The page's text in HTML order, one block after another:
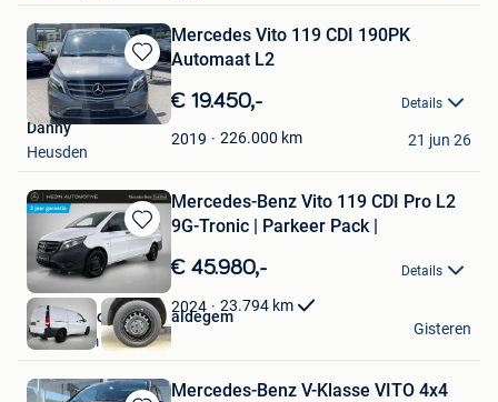
Bewaren
in
Mijn
Favorieten
Mercedes Vito 119 CDI 190PK
Automaat L2
€ 19.450,- Details
2019 226.000 km
Danny
Heusden
21 jun 26
Bewaren
in
Mijn
Favorieten
Mercedes-Benz Vito 119 CDI Pro L2
9G-Tronic | Parkeer Pack |
€ 45.980,- Details
2024 23.794 km
Hedin Automotive Maldegem
Maldegem
Gisteren
Mercedes-Benz V-Klasse VITO 4x4